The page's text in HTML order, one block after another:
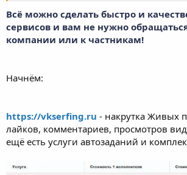
Всё можно сделать быстро и
сервисов и вам не нужно
компании или к частникам!
Начнём:
https://vkserfing.ru - накрутка Живых
лайков, комментариев, просмотров
ещё есть услуги автозаданий и